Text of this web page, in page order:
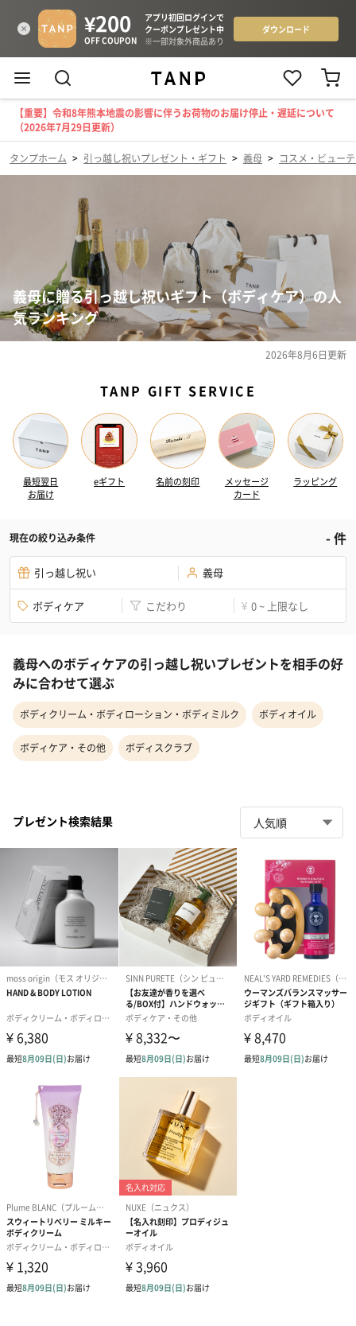
【重要】令和8年熊本地震の影響に伴うお荷物のお届け停止・遅延について
（2026年7月29日更新）
タンプホーム > 引っ越し祝いプレゼント・ギフト > 義母 > コスメ・ビュー
義母に贈る引っ越し祝いギフト（ボディケア）の人
気ランキング
2026年8月6日更新
TANP GIFT SERVICE
最短翌日
お届け
eギフト 名前の刻印
メッセージ
カード
ラッピング
現在の絞り込み条件 -件
引っ越し祝い 義母
ボディケア こだわり ¥ 0 ~ 上限なし
義母へのボディケアの引っ越し祝いプレゼントを相手の好
みに合わせて選ぶ
ボディクリーム・ボディローション・ボディミルク ボディオイル
ボディケア・その他 ボディスクラブ
プレゼント検索結果